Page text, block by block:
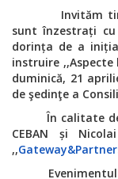
Invităm tinerii
sunt înzestrați
dorința de a
instruire ,,Aspecte
duminică, 21
de şedinţe a
În calitate de
CEBAN și
,,
Evenimentul